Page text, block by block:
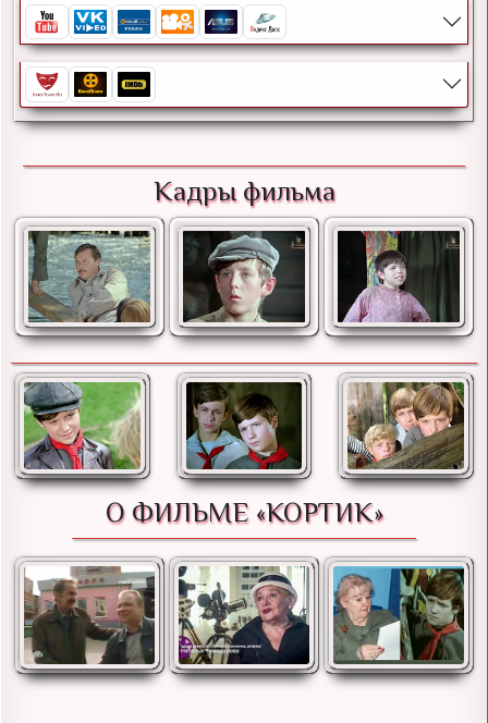
Кадры фильма
О ФИЛЬМЕ «КОРТИК»